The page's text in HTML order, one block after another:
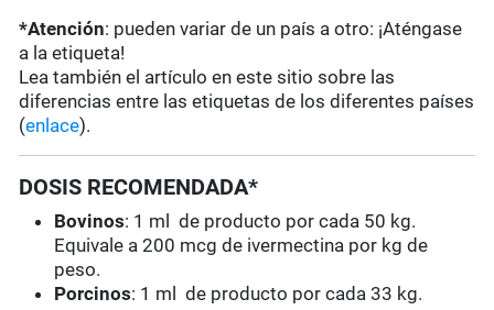
*Atención: pueden variar de un país a otro: ¡Aténgase
a la etiqueta!
Lea también el artículo en este sitio sobre las
diferencias entre las etiquetas de los diferentes países
(enlace).
DOSIS RECOMENDADA*
Bovinos: 1 ml de producto por cada 50 kg.
Equivale a 200 mcg de ivermectina por kg de
peso.
Porcinos: 1 ml de producto por cada 33 kg.